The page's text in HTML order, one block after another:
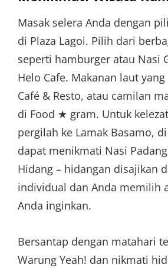
Masak selera Anda dengan
di Plaza Lagoi. Pilih dari
seperti hamburger atau Nasi
Helo Cafe. Makanan laut
Café & Resto, atau camilan
di Food ★ gram. Untuk
pergilah ke Lamak Basamo,
dapat menikmati Nasi
Hidang – hidangan disajikan
individual dan Anda memilih
Anda inginkan.
Bersantap dengan matahari
Warung Yeah! dan nikmati